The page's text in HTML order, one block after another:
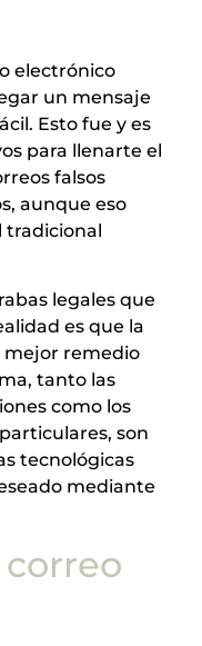
electrónico
un mensaje
Esto fue y es
para llenarte el
falsos
aunque eso
tradicional
legales que
es que la
mejor remedio
tanto las
como los
son
tecnológicas
mediante